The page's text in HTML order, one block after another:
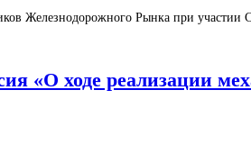
Железнодорожного Рынка при участии
«О ходе реализации